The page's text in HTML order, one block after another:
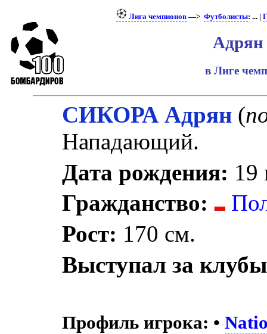
Лига чемпионов—> Футболисты: ... |
в Лиге
СИКОРА Адрян (
Нападающий.
Дата рождения: 19
Гражданство:
Рост: 170 см.
Выступал за
Профиль игрока: •